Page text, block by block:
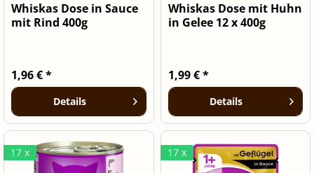
Whiskas Dose in Sauce
mit Rind 400g
1,96 € *
Details
Whiskas Dose mit Huhn
in Gelee 12 x 400g
1,99 € *
Details
17 x 17 x